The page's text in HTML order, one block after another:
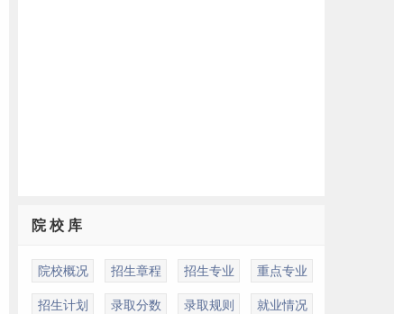
院 校 库
院校概况 招生章程 招生专业 重点专业
招生计划 录取分数 录取规则 就业情况